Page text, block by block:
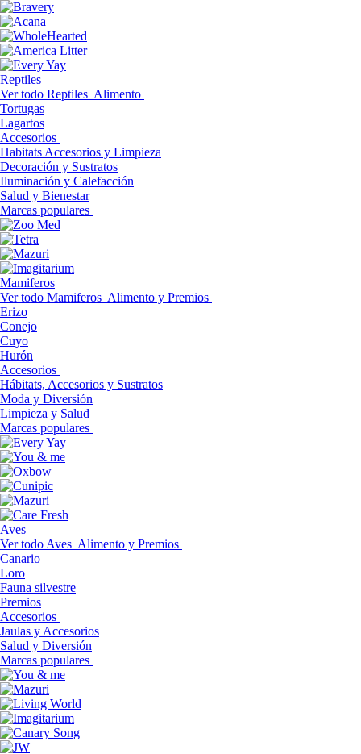
Reptiles
Ver todo Reptiles Alimento
Tortugas
Lagartos
Accesorios
Habitats Accesorios y Limpieza
Decoración y Sustratos
Iluminación y Calefacción
Salud y Bienestar
Marcas populares
Mamiferos
Ver todo Mamiferos Alimento y Premios
Erizo
Conejo
Cuyo
Hurón
Accesorios
Hábitats, Accesorios y Sustratos
Moda y Diversión
Limpieza y Salud
Marcas populares
Aves
Ver todo Aves Alimento y Premios
Canario
Loro
Fauna silvestre
Premios
Accesorios
Jaulas y Accesorios
Salud y Diversión
Marcas populares